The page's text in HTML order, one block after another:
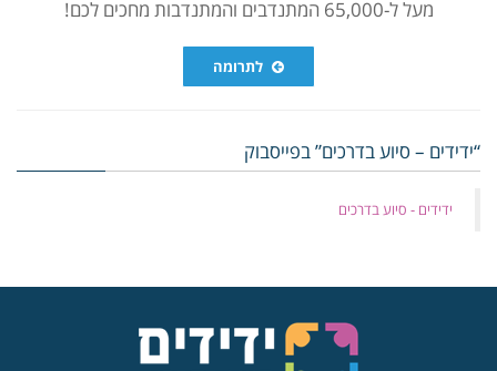
מעל ל-65,000 המתנדבים והמתנדבות מחכים לכם!
לתרומה
“ידידים – סיוע בדרכים” בפייסבוק
‏ידידים - סיוע בדרכים